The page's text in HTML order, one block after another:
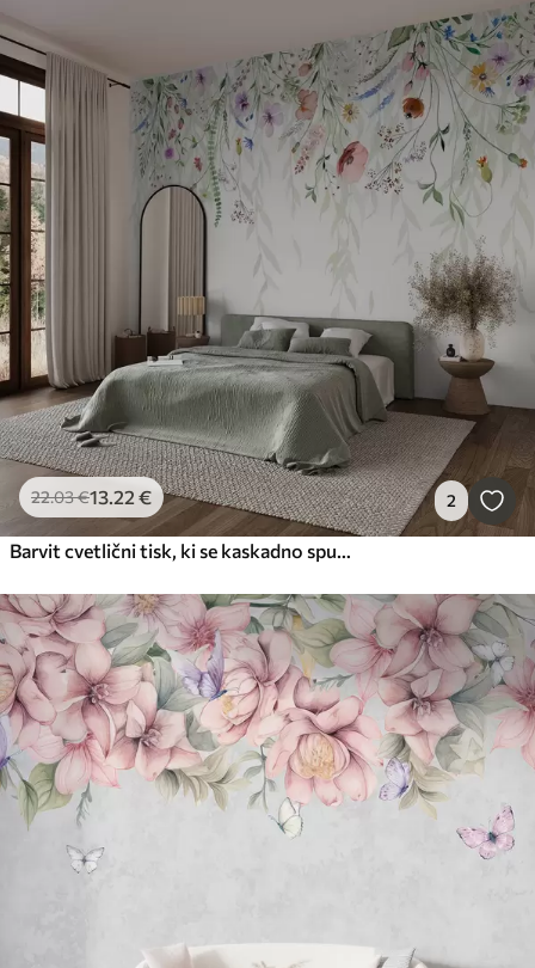
22.03€13.22 € 2
Barvit cvetlični tisk, ki se kaskadno spušča z različnimi cvetovi, listi in rastlinami v akvarelnem slogu